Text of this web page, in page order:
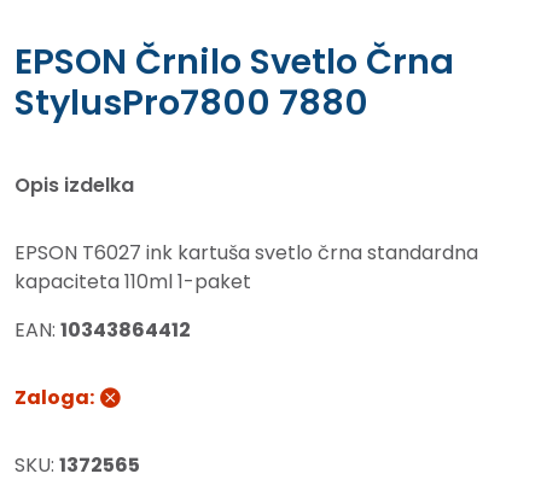
EPSON Črnilo Svetlo Črna
StylusPro7800 7880
Opis izdelka
EPSON T6027 ink kartuša svetlo črna standardna
kapaciteta 110ml 1-paket
EAN: 10343864412
Zaloga:
SKU: 1372565